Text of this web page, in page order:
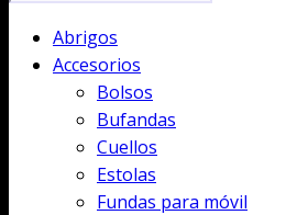
Abrigos
Accesorios
Bolsos
Bufandas
Cuellos
Estolas
Fundas para móvil